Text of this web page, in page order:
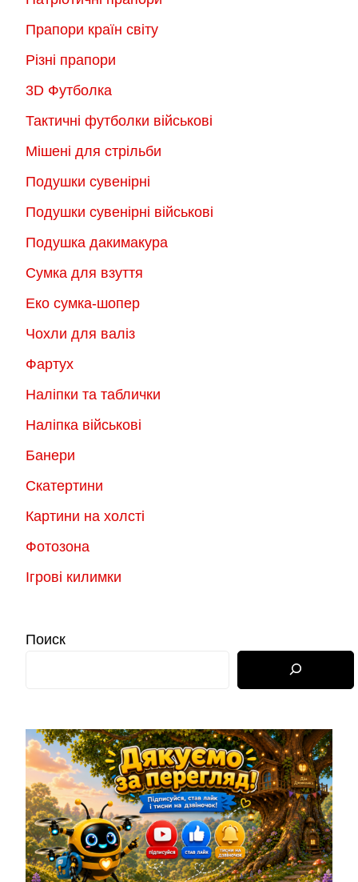
Прапори країн світу
Різні прапори
3D Футболка
Тактичні футболки військові
Мішені для стрільби
Подушки сувенірні
Подушки сувенірні військові
Подушка дакимакура
Сумка для взуття
Еко сумка-шопер
Чохли для валіз
Фартух
Наліпки та таблички
Наліпка військові
Банери
Скатертини
Картини на холсті
Фотозона
Ігрові килимки
Поиск